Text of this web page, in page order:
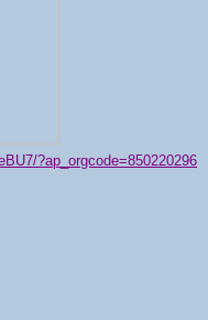
?ap_orgcode=850220296